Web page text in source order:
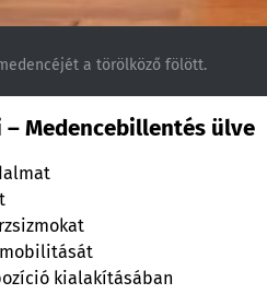
a törölköző fölött.
Medencebillentés ülve
kialakításában